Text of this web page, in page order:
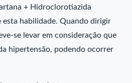
+ Hidroclorotiazida
esta habilidade. Quando dirigir
se levar em consideração que
hipertensão, podendo ocorrer